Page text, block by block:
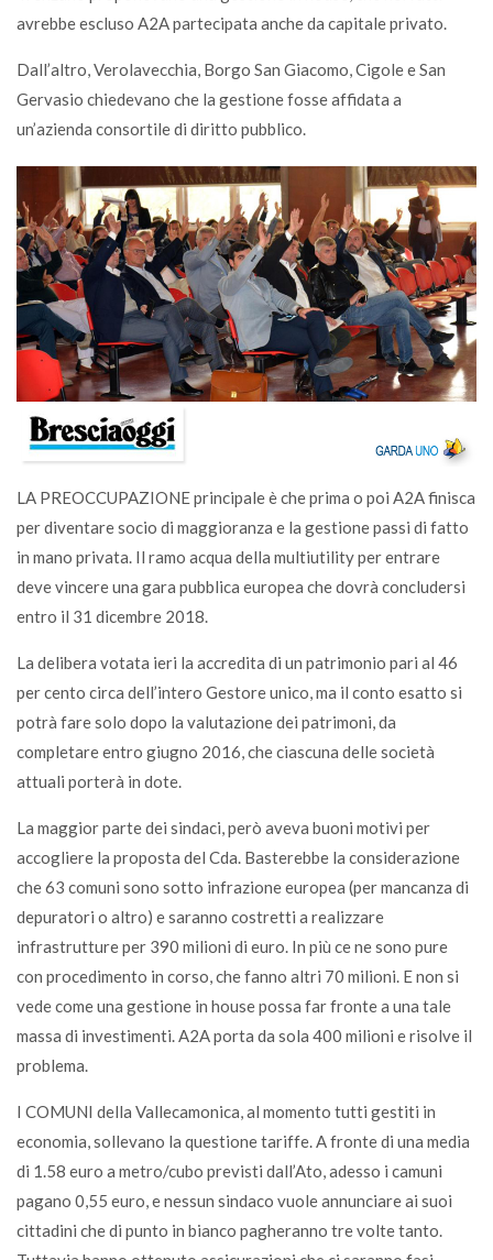
avrebbe escluso A2A partecipata anche da capitale privato.
Dall’altro, Verolavecchia, Borgo San Giacomo, Cigole e San
Gervasio chiedevano che la gestione fosse affidata a
un’azienda consortile di diritto pubblico.
LA PREOCCUPAZIONE principale è che prima o poi A2A finisca
per diventare socio di maggioranza e la gestione passi di fatto
in mano privata. Il ramo acqua della multiutility per entrare
deve vincere una gara pubblica europea che dovrà concludersi
entro il 31 dicembre 2018.
La delibera votata ieri la accredita di un patrimonio pari al 46
per cento circa dell’intero Gestore unico, ma il conto esatto si
potrà fare solo dopo la valutazione dei patrimoni, da
completare entro giugno 2016, che ciascuna delle società
attuali porterà in dote.
La maggior parte dei sindaci, però aveva buoni motivi per
accogliere la proposta del Cda. Basterebbe la considerazione
che 63 comuni sono sotto infrazione europea (per mancanza di
depuratori o altro) e saranno costretti a realizzare
infrastrutture per 390 milioni di euro. In più ce ne sono pure
con procedimento in corso, che fanno altri 70 milioni. E non si
vede come una gestione in house possa far fronte a una tale
massa di investimenti. A2A porta da sola 400 milioni e risolve il
problema.
I COMUNI della Vallecamonica, al momento tutti gestiti in
economia, sollevano la questione tariffe. A fronte di una media
di 1.58 euro a metro/cubo previsti dall’Ato, adesso i camuni
pagano 0,55 euro, e nessun sindaco vuole annunciare ai suoi
cittadini che di punto in bianco pagheranno tre volte tanto.